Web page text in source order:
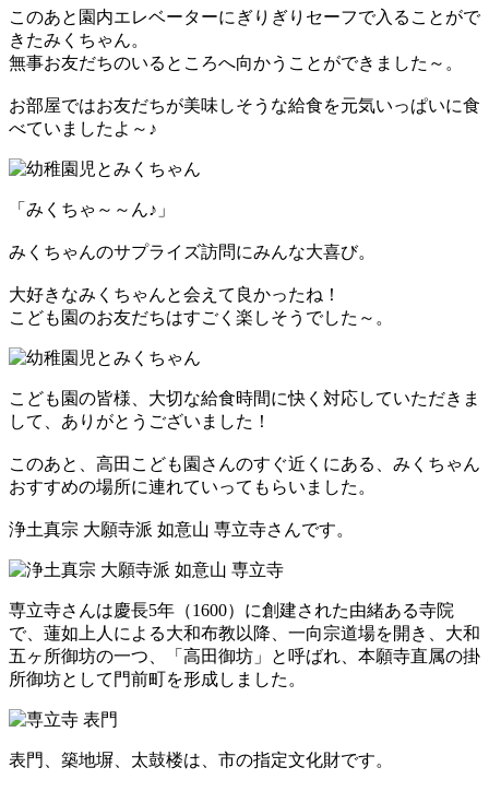
このあと園内エレベーターにぎりぎりセーフで入ることがで
きたみくちゃん。
無事お友だちのいるところへ向かうことができました～。
お部屋ではお友だちが美味しそうな給食を元気いっぱいに食
べていましたよ～♪
「みくちゃ～～ん♪」
みくちゃんのサプライズ訪問にみんな大喜び。
大好きなみくちゃんと会えて良かったね！
こども園のお友だちはすごく楽しそうでした～。
こども園の皆様、大切な給食時間に快く対応していただきま
して、ありがとうございました！
このあと、高田こども園さんのすぐ近くにある、みくちゃん
おすすめの場所に連れていってもらいました。
浄土真宗 大願寺派 如意山 専立寺さんです。
専立寺さんは慶長5年（1600）に創建された由緒ある寺院
で、蓮如上人による大和布教以降、一向宗道場を開き、大和
五ヶ所御坊の一つ、「高田御坊」と呼ばれ、本願寺直属の掛
所御坊として門前町を形成しました。
表門、築地塀、太鼓楼は、市の指定文化財です。